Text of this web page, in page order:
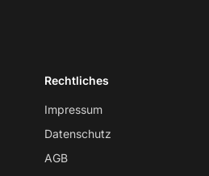
Rechtliches
Impressum
Datenschutz
AGB